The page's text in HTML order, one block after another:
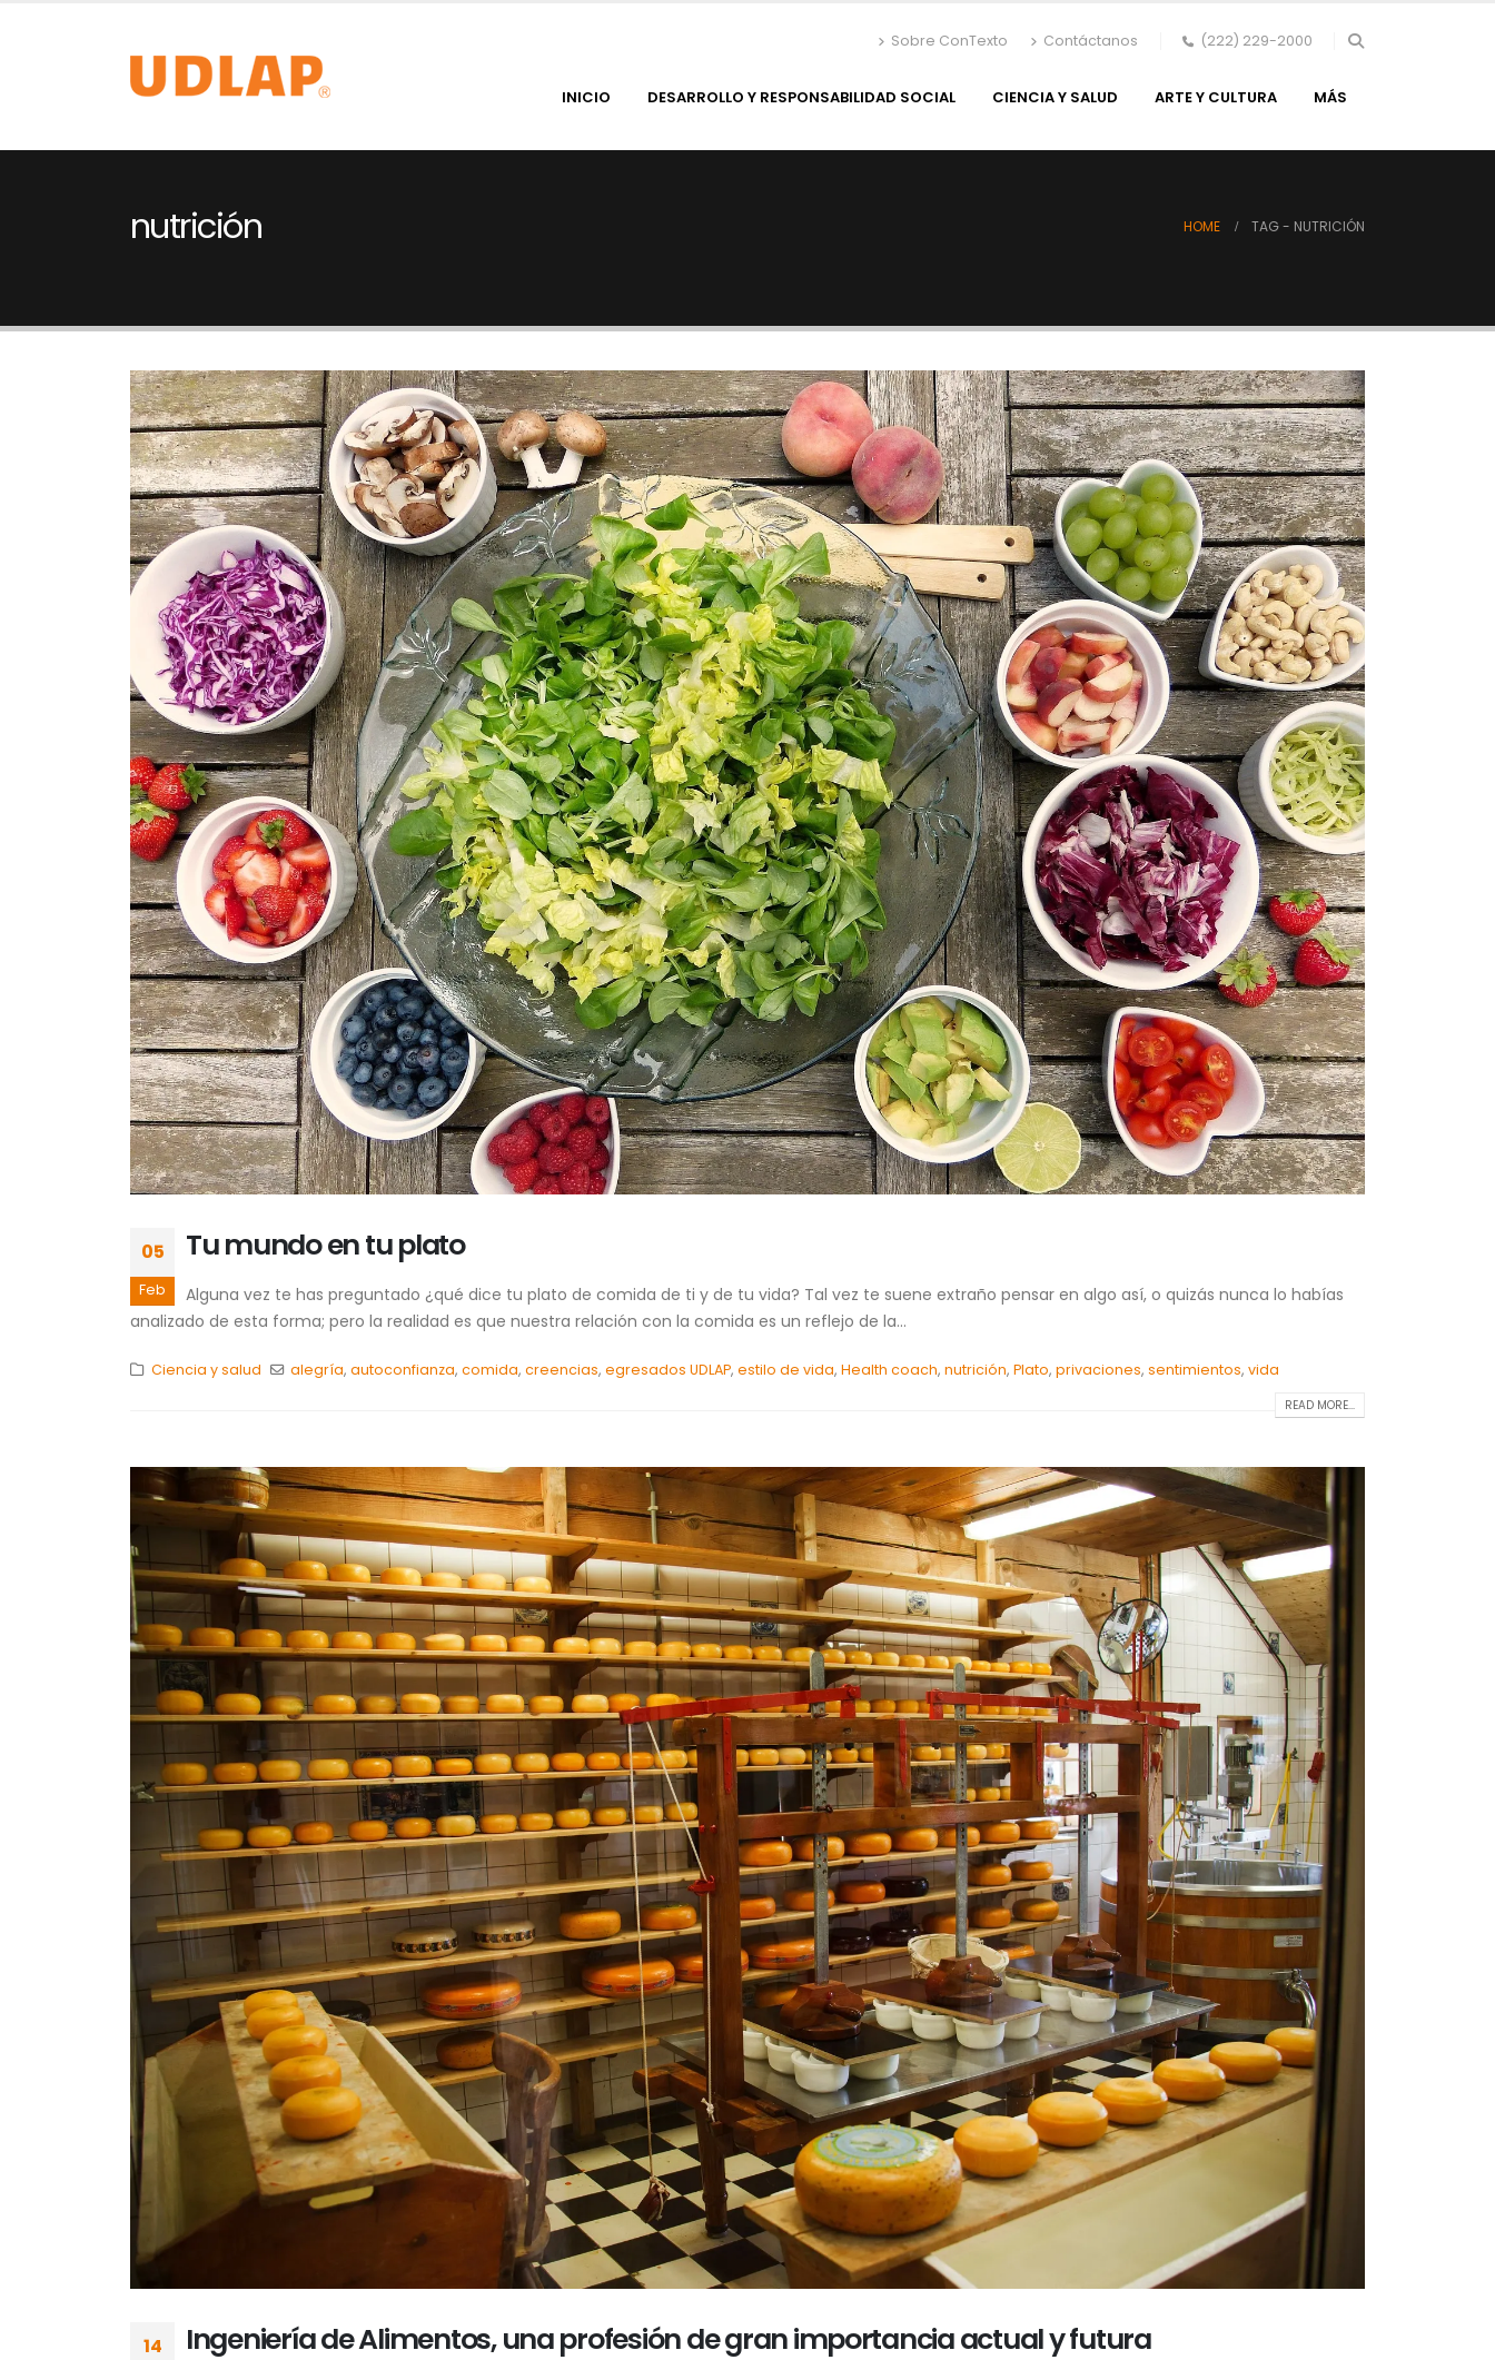
Sobre ConTexto Contáctanos (222) 229-2000
INICIO DESARROLLO Y RESPONSABILIDAD SOCIAL CIENCIA Y SALUD ARTE Y CULTURA MÁS
nutrición HOME TAG - NUTRICIÓN
05
Feb
Tu mundo en tu plato
Alguna vez te has preguntado ¿qué dice tu plato de comida de ti y de tu vida? Tal vez te suene extraño pensar en algo así, o quizás nunca lo habías
analizado de esta forma; pero la realidad es que nuestra relación con la comida es un reflejo de la...
Ciencia y salud alegría,autoconfianza,comida,creencias,egresados UDLAP,estilo de vida,Health coach,nutrición,Plato,privaciones,sentimientos,vida
READ MORE...
14 Ingeniería de Alimentos, una profesión de gran importancia actual y futura